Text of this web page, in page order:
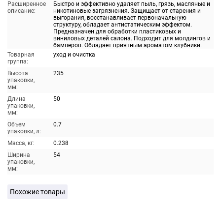
Расширенное
описание:
Быстро и эффективно удаляет пыль, грязь, масляные и
никотиновые загрязнения. Защищает от старения и
выгорания, восстанавливает первоначальную
структуру, обладает антистатическим эффектом.
Предназначен для обработки пластиковых и
виниловых деталей салона. Подходит для молдингов и
бамперов. Обладает приятным ароматом клубники.
Товарная
группа:
уход и очистка
Высота
упаковки,
мм:
235
Длина
упаковки,
мм:
50
Объем
упаковки, л:
0.7
Масса, кг:
0.238
Ширина
упаковки,
мм:
54
Похожие товары